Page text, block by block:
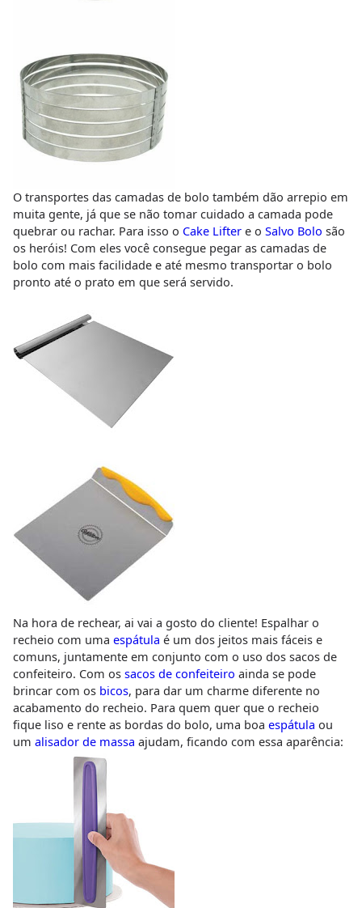
O transportes das camadas de bolo também dão arrepio em
muita gente, já que se não tomar cuidado a camada pode
quebrar ou rachar. Para isso o Cake Liftere o Salvo Bolo são
os heróis! Com eles você consegue pegar as camadas de
bolo com mais facilidade e até mesmo transportar o bolo
pronto até o prato em que será servido.
Na hora de rechear, ai vai a gosto do cliente! Espalhar o
recheio com uma espátula é um dos jeitos mais fáceis e
comuns, juntamente em conjunto com o uso dos sacos de
confeiteiro. Com os sacos de confeiteiro ainda se pode
brincar com os bicos, para dar um charme diferente no
acabamento do recheio. Para quem quer que o recheio
fique liso e rente as bordas do bolo, uma boa espátula ou
um alisador de massa ajudam, ficando com essa aparência: